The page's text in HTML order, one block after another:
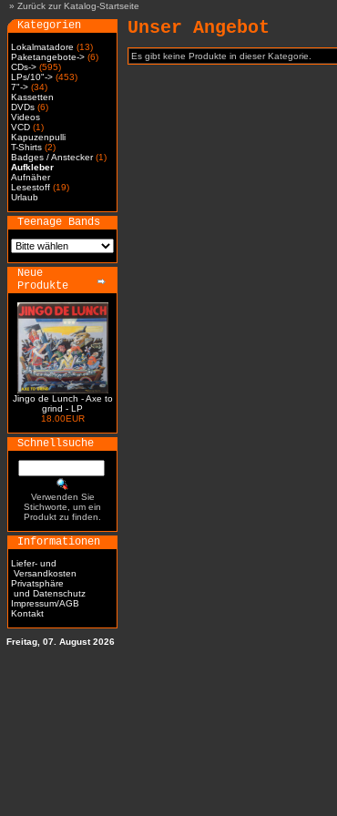
» Zurück zur Katalog-Startseite
Kategorien
Lokalmatadore (13)
Paketangebote-> (6)
CDs-> (595)
LPs/10"-> (453)
7"-> (34)
Kassetten
DVDs (6)
Videos
VCD (1)
Kapuzenpulli
T-Shirts (2)
Badges / Anstecker(1)
Aufkleber
Aufnäher
Lesestoff (19)
Urlaub
Teenage Bands
Neue
Produkte
Jingo de Lunch - Axe to
grind - LP
18.00EUR
Schnellsuche
Verwenden Sie
Stichworte, um ein
Produkt zu finden.
Informationen
Liefer- und
Versandkosten
Privatsphäre
und Datenschutz
Impressum/AGB
Kontakt
Unser Angebot
Es gibt keine Produkte in dieser Kategorie.
Freitag, 07. August 2026